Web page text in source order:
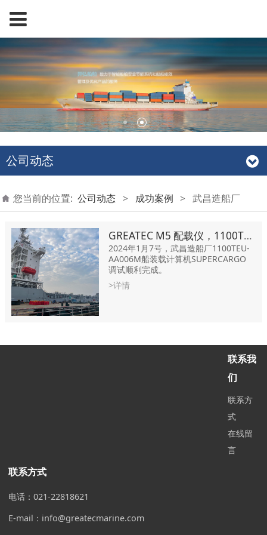
公司动态
您当前的位置: 公司动态 > 成功案例 > 武昌造船厂
GREATEC M5 配载仪，1100TEU-AA006M船 项目
2024年1月7号，武昌造船厂1100TEU-
AA006M船装载计算机SUPERCARGO
调试顺利完成。
>详情
联系我
们
联系方
式
在线留
言
联系方式
电话：021-22818621
E-mail：info@greatecmarine.com